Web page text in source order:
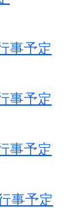
事予定
事予定
事予定
事予定